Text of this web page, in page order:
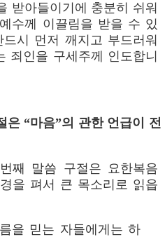
받아들이기에 충분히 쉬워
수께 이끌림을 받을 수 있
시 먼저 깨지고 부드러워
죄인을 구세주께 인도합니
“마음”의 관한 언급이 전
째 말씀 구절은 요한복음
을 펴서 큰 목소리로 읽읍
을 믿는 자들에게는 하